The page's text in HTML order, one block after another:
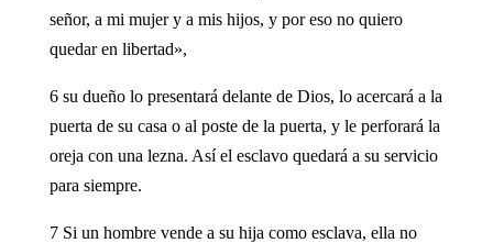
señor, a mi mujer y a mis hijos, y por eso no quiero
quedar en libertad»,
6 su dueño lo presentará delante de Dios, lo acercará a la
puerta de su casa o al poste de la puerta, y le perforará la
oreja con una lezna. Así el esclavo quedará a su servicio
para siempre.
7 Si un hombre vende a su hija como esclava, ella no